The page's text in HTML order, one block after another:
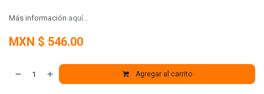
Más información aquí...
MXN $ 546.00
Agregar al carrito